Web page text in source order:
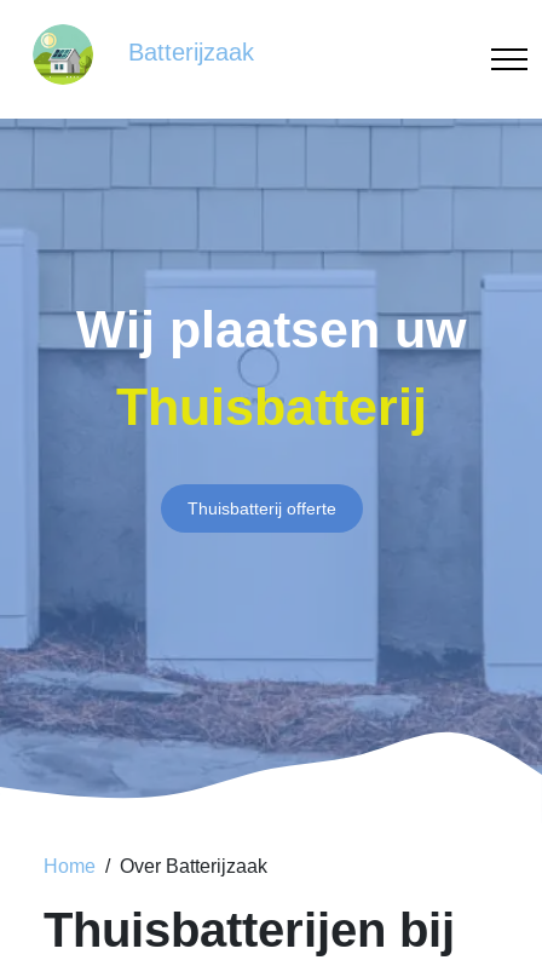
Batterijzaak
Wij plaatsen uw
Thuisbatterij
Thuisbatterij offerte
Home Over Batterijzaak
Thuisbatterijen bij